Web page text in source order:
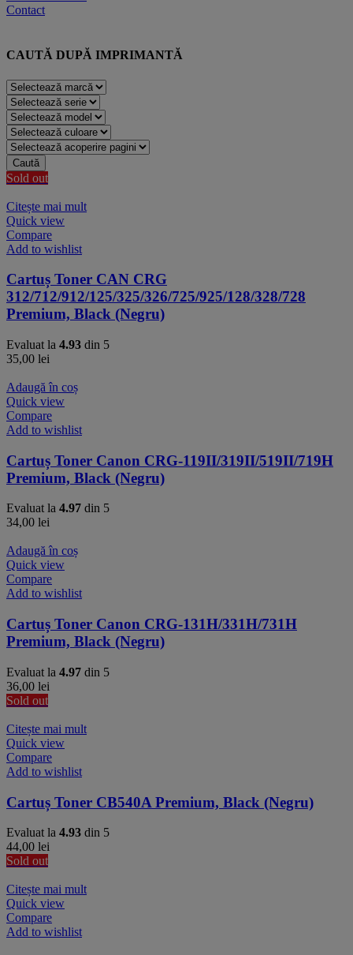
Contact
CAUTĂ DUPĂ IMPRIMANTĂ
Caută
Sold out
Citește mai mult
Quick view
Compare
Add to wishlist
Cartuș Toner CAN CRG
312/712/912/125/325/326/725/925/128/328/728
Premium, Black (Negru)
Evaluat la 4.93 din 5
35,00 lei
Adaugă în coș
Quick view
Compare
Add to wishlist
Cartuș Toner Canon CRG-119II/319II/519II/719H
Premium, Black (Negru)
Evaluat la 4.97 din 5
34,00 lei
Adaugă în coș
Quick view
Compare
Add to wishlist
Cartuș Toner Canon CRG-131H/331H/731H
Premium, Black (Negru)
Evaluat la 4.97 din 5
36,00 lei
Sold out
Citește mai mult
Quick view
Compare
Add to wishlist
Cartuș Toner CB540A Premium, Black (Negru)
Evaluat la 4.93 din 5
44,00 lei
Sold out
Citește mai mult
Quick view
Compare
Add to wishlist